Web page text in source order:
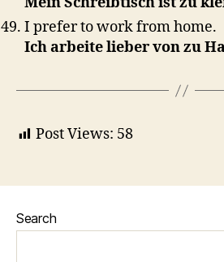
I prefer to work from home.
Ich arbeite lieber von zu
Post Views: 58
Search